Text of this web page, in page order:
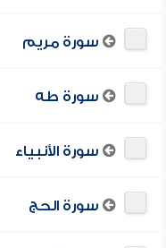
سورة مريم
سورة طه
سورة الأنبياء
سورة الحج